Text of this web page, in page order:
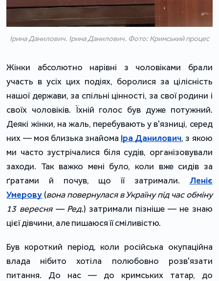
Ірина Данилович. Ірина Данилович. Фото: Кримський процес
Жінки абсолютно нарівні з чоловіками брали
участь в усіх цих подіях, боролися за цілісність
нашої держави, за спільні цінності, за свої родини і
своїх чоловіків. Їхній голос був дуже потужний.
Деякі жінки, на жаль, перебувають у в'язниці, серед
них — моя близька знайома Іра Данилович, з якою
ми часто зустрічалися біля судів, організовували
заходи. Так важко мені було, коли вже сидів за
ґратами й почув, що її затримали. Леніє
Умерову (вона повернулася в Україну під час обміну
13 вересня — Ред.) затримали пізніше — не знаю
цієї дівчини, але пишаюся її сміливістю.
Був короткий період, коли російська окупаційна
влада нібито хотіла полюбовно розв'язати
питання. До нас — до кримських татар, до